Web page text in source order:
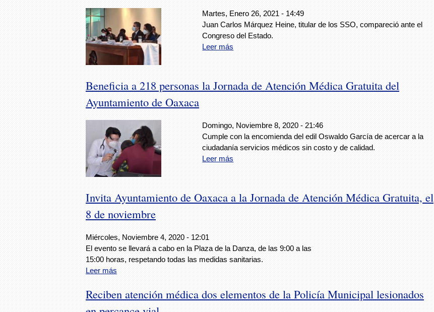
Martes, Enero 26, 2021 - 14:49
Juan Carlos Márquez Heine, titular de los SSO, compareció ante el
Congreso del Estado.
Leer más
Beneficia a 218 personas la Jornada de Atención Médica Gratuita del
Ayuntamiento de Oaxaca
Domingo, Noviembre 8, 2020 - 21:46
Cumple con la encomienda del edil Oswaldo García de acercar a la
ciudadanía servicios médicos sin costo y de calidad.
Leer más
Invita Ayuntamiento de Oaxaca a la Jornada de Atención Médica Gratuita, el
8 de noviembre
Miércoles, Noviembre 4, 2020 - 12:01
El evento se llevará a cabo en la Plaza de la Danza, de las 9:00 a las
15:00 horas, respetando todas las medidas sanitarias.
Leer más
Reciben atención médica dos elementos de la Policía Municipal lesionados